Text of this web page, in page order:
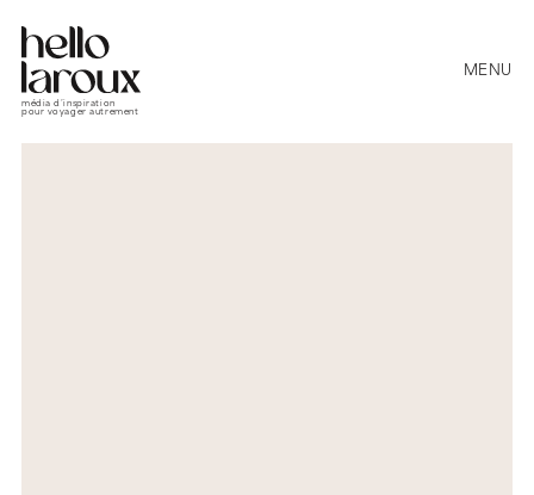
média d’inspiration
pour voyager autrement
MENU